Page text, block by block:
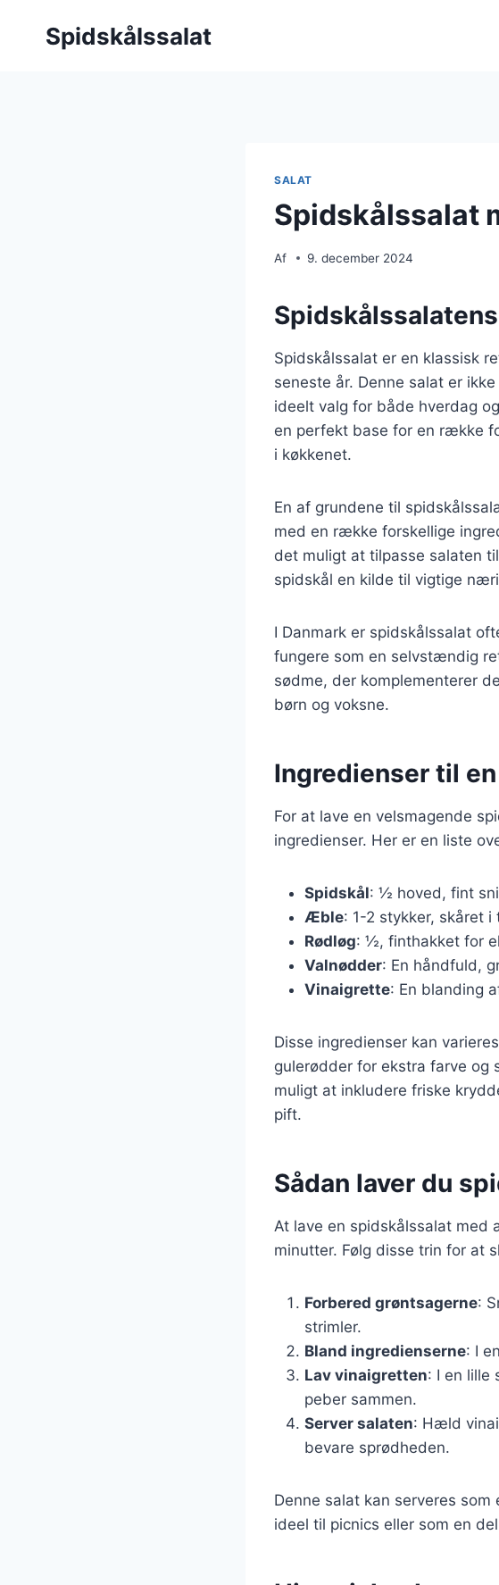
Spidskålssalat
SALAT
Spidskålssalat
Af 9. december 2024
Spidskålssalat er en klassisk
seneste år. Denne salat er
ideelt valg for både hverdag
en perfekt base for en række
i køkkenet.
En af grundene til
med en række forskellige
det muligt at tilpasse salaten
spidskål en kilde til vigtige
I Danmark er spidskålssalat
fungere som en selvstændig
sødme, der komplementerer
børn og voksne.
Ingredienser til
For at lave en velsmagende
ingredienser. Her er en liste
Spidskål: ½ hoved, fint
Æble: 1-2 stykker, skåret i
Rødløg: ½, finthakket for
Valnødder: En håndfuld,
Vinaigrette: En blanding
Disse ingredienser kan
gulerødder for ekstra farve og
muligt at inkludere friske
pift.
Sådan laver du
At lave en spidskålssalat med
minutter. Følg disse trin for at
Forbered grøntsagerne:
strimler.
Bland ingredienserne: I
Lav vinaigretten: I en lille
peber sammen.
Server salaten: Hæld
bevare sprødheden.
Denne salat kan serveres
ideel til picnics eller som en